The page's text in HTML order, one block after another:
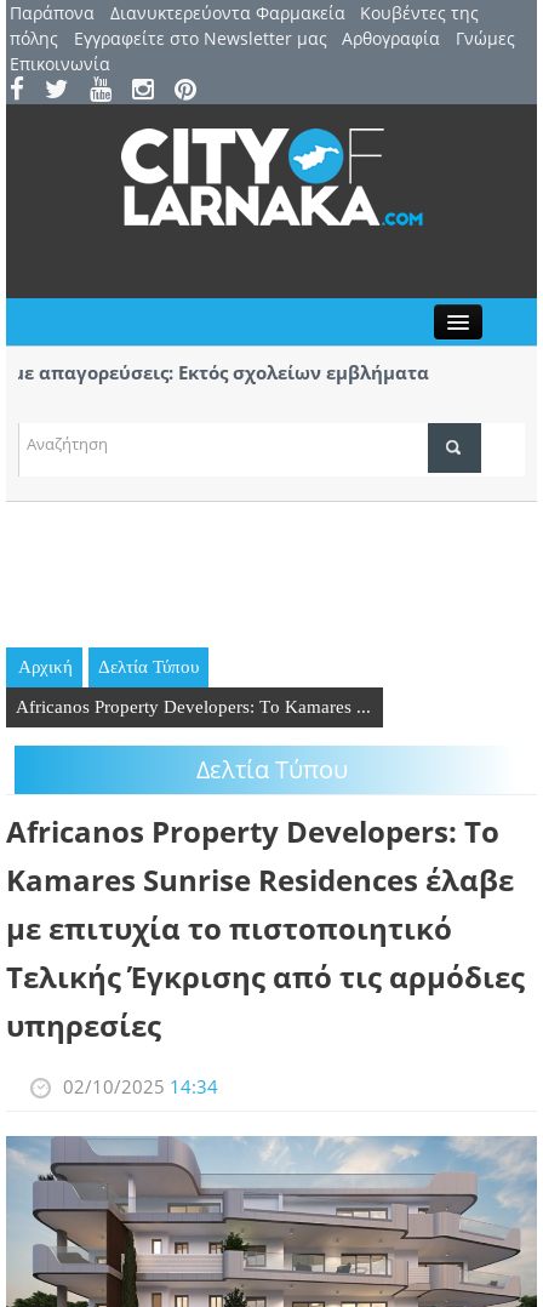
Παράπονα Διανυκτερεύοντα Φαρμακεία
Kουβέντες της
πόλης
Εγγραφείτε στο Newsletter μας Αρθογραφία
Γνώμες
Επικοινωνία
ΤΟΠΙΚΑ ΝΕΑ
ΘΕΣΕΙΣ ΕΡΓΑΣΙΑΣ
PODCAST
ΣΥΝΔΕΣΜΟΙ
ΠΕΡΙΣΣΟΤΕΡΑ
Εκτός σχολείων εμβλήματα
Αυγούστου: 44ο Φεστιβάλ Λευκάρων – Έναρξη /
Αρχική Δελτία Τύπου
Africanos Property Developers: Tο Kamares ...
Δελτία Τύπου
Africanos Property Developers: Tο
Kamares Sunrise Residences έλαβε
με επιτυχία το πιστοποιητικό
Τελικής Έγκρισης από τις αρμόδιες
υπηρεσίες
02/10/2025 14:34